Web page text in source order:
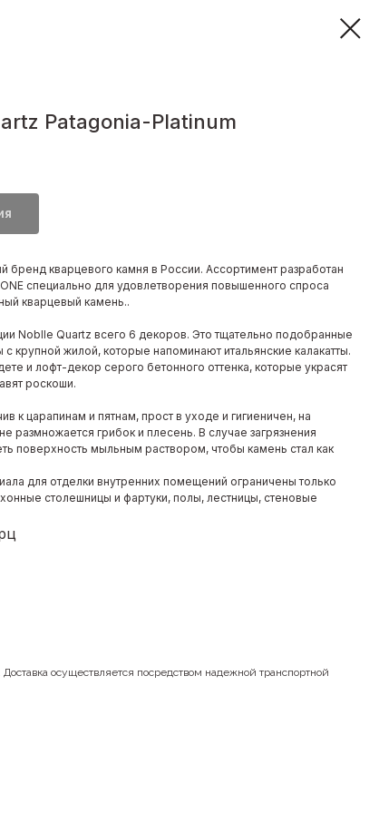
Patagonia-Platinum
бренд кварцевого камня в России. Ассортимент разработан
специально для удовлетворения повышенного спроса
кварцевый камень..
Noblle Quartz всего 6 декоров. Это тщательно подобранные
крупной жилой, которые напоминают итальянские калакатты.
и лофт-декор серого бетонного оттенка, которые украсят
роскоши.
к царапинам и пятнам, прост в уходе и гигиеничен, на
размножается грибок и плесень. В случае загрязнения
поверхность мыльным раствором, чтобы камень стал как
для отделки внутренних помещений ограничены только
столешницы и фартуки, полы, лестницы, стеновые
осуществляется посредством надежной транспортной